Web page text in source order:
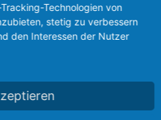
dass man die
Zweiten Weltkrieg in die
oder Westberlin
wollte.
und ca. 50 cm breit. Das
Die Figurengruppe ist
Technologien von
stetig zu verbessern
den Interessen der Nutzer